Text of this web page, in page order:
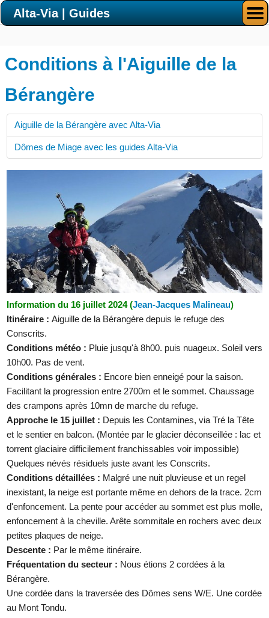
Conditions à l'Aiguille de la
Bérangère
Aiguille de la Bérangère avec Alta-Via
Dômes de Miage avec les guides Alta-Via
Information du 16 juillet 2024 (Jean-Jacques Malineau)
Itinéraire : Aiguille de la Bérangère depuis le refuge des
Conscrits.
Conditions météo : Pluie jusqu'à 8h00. puis nuageux. Soleil vers
10h00. Pas de vent.
Conditions générales : Encore bien enneigé pour la saison.
Facilitant la progression entre 2700m et le sommet. Chaussage
des crampons après 10mn de marche du refuge.
Approche le 15 juillet : Depuis les Contamines, via Tré la Tête
et le sentier en balcon. (Montée par le glacier déconseillée : lac et
torrent glaciaire difficilement franchissables voir impossible)
Quelques névés résiduels juste avant les Conscrits.
Conditions détaillées : Malgré une nuit pluvieuse et un regel
inexistant, la neige est portante même en dehors de la trace. 2cm
d'enfoncement. La pente pour accéder au sommet est plus molle,
enfoncement à la cheville. Arête sommitale en rochers avec deux
petites plaques de neige.
Descente : Par le même itinéraire.
Fréquentation du secteur : Nous étions 2 cordées à la
Bérangère.
Une cordée dans la traversée des Dômes sens W/E. Une cordée
au Mont Tondu.
Alta-Via | Guides